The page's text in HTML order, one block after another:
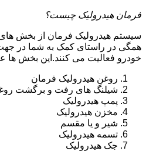
فرمان هیدرولیک چیست؟
سیستم هیدرولیک فرمان از بخش
همگی در راستای کمک به شما در
خودرو فعالیت می کنند.این بخش ها
روغن هیدرولیک فرمان
شیلنگ های رفت و برگشت
پمپ هیدرولیک
مخزن هیدرولیک
شیر و یا مقسم
تسمه هیدرولیک
جک هیدرولیک